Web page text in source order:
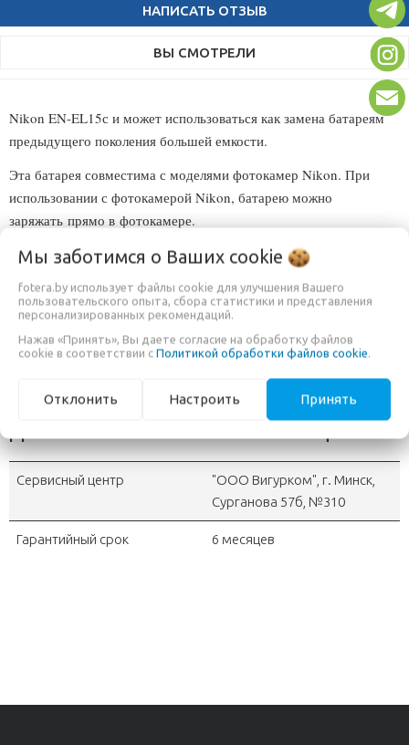
НАПИСАТЬ ОТЗЫВ
ВЫ СМОТРЕЛИ
Nikon EN-EL15с и может использоваться как замена батареям
предыдущего поколения большей емкости.
Эта батарея совместима с моделями фотокамер Nikon. При
использовании с фотокамерой Nikon, батарею можно
заряжать прямо в фотокамере.
Совместимые камеры:
- Nikon Z7II, Z6II,Z6III,Z5, Z8
- Nikon D780, D850 - Nikon D7000, D7100, D7200, D7500
- Nikon D500 - Nikon D610, D750, D800, D800E, D810, D810A,
Сервисный центр
"OOO Вигурком", г. Минск,
Сурганова 57б, №310
Гарантийный срок 6 месяцев
Мы заботимся о Ваших cookie
fotera.by использует файлы cookie для улучшения Вашего
пользовательского опыта, сбора статистики и представления
персонализированных рекомендаций.
Нажав «Принять», Вы даете согласие на обработку файлов
cookie в соответствии с Политикой обработки файлов cookie.
Отклонить Настроить Принять